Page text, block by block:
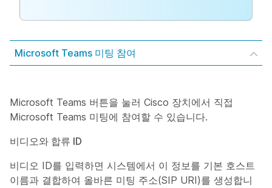
Microsoft Teams 미팅 참여
Microsoft Teams 버튼을 눌러 Cisco 장치에서 직접
Microsoft Teams 미팅에 참여할 수 있습니다.
비디오와 합류 ID
비디오 ID를 입력하면 시스템에서 이 정보를 기본 호스트
이름과 결합하여 올바른 미팅 주소(SIP URI)를 생성합니